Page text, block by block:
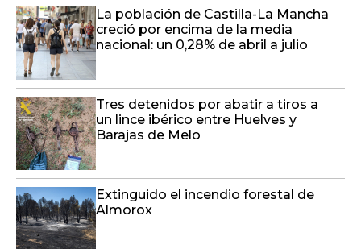
La población de Castilla-La Mancha
creció por encima de la media
nacional: un 0,28% de abril a julio
Tres detenidos por abatir a tiros a
un lince ibérico entre Huelves y
Barajas de Melo
Extinguido el incendio forestal de
Almorox